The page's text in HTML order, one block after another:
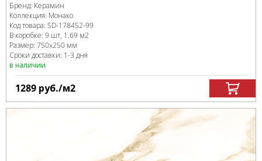
Бренд: Керамин
Коллекция: Монако
Код товара: SD-178452-99
В коробке: 9 шт, 1.69 м2
Размер: 750x250 мм
Сроки доставки: 1-3 дня
в наличии
1289 руб./м2